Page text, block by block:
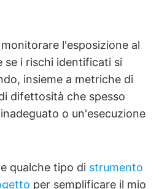
l'esposizione al
se i rischi identificati si
insieme a metriche di
difettosità che spesso
o un'esecuzione
qualche tipo di strumento
per semplificare il mio